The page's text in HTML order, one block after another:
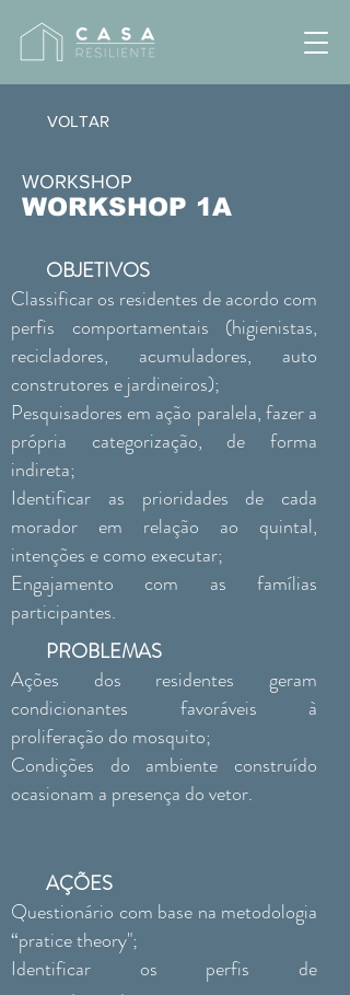
VOLTAR
WORKSHOP
WORKSHOP 1A
OBJETIVOS
Classificar os residentes de acordo com
perfis comportamentais (higienistas,
recicladores, acumuladores, auto
construtores e jardineiros);
Pesquisadores em ação paralela, fazer a
própria categorização, de forma
indireta;
Identificar as prioridades de cada
morador em relação ao quintal,
intenções e como executar;
Engajamento com as famílias
participantes.
PROBLEMAS
Ações dos residentes geram
condicionantes favoráveis à
proliferação do mosquito;
Condições do ambiente construído
ocasionam a presença do vetor.
AÇÕES
Questionário com base na metodologia
“pratice theory";
Identificar os perfis de